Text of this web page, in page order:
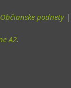
Občianske podnety|
A2.